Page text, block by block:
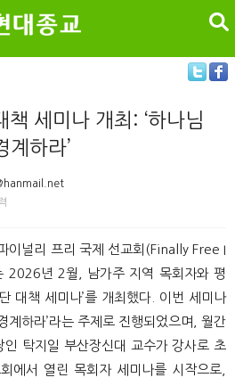
검색
세미나 개최: ‘하나님
계하라’
이널리 프리 국제 선교회(Finally Free I
년 2월, 남가주 지역 목회자와 평
대책 세미나’를 개최했다. 이번 세미나
계하라’라는 주제로 진행되었으며, 월간
인 탁지일 부산장신대 교수가 강사로 초
에서 열린 목회자 세미나를 시작으로,